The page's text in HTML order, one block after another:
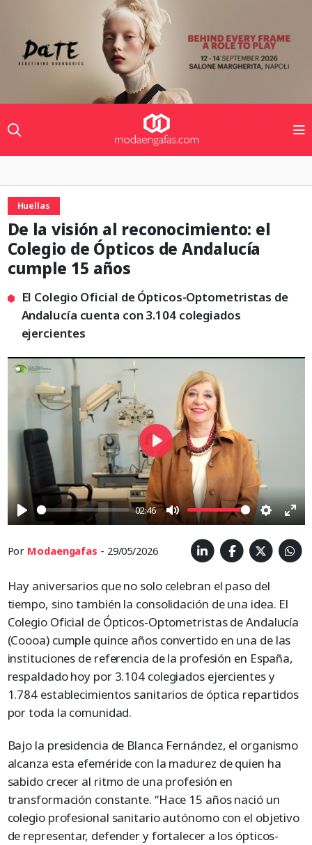
Huellas
De la visión al reconocimiento: el
Colegio de Ópticos de Andalucía
cumple 15 años
El Colegio Oficial de Ópticos-Optometristas de
Andalucía cuenta con 3.104 colegiados
ejercientes
Play
02:46
Mute Settings
Play
Por Modaengafas - 29/05/2026
Hay aniversarios que no solo celebran el paso del
tiempo, sino también la consolidación de una idea. El
Colegio Oficial de Ópticos-Optometristas de Andalucía
(Coooa) cumple quince años convertido en una de las
instituciones de referencia de la profesión en España,
respaldado hoy por 3.104 colegiados ejercientes y
1.784 establecimientos sanitarios de óptica repartidos
por toda la comunidad.
Bajo la presidencia de Blanca Fernández, el organismo
alcanza esta efeméride con la madurez de quien ha
sabido crecer al ritmo de una profesión en
transformación constante. “Hace 15 años nació un
colegio profesional sanitario autónomo con el objetivo
de representar, defender y fortalecer a los ópticos-